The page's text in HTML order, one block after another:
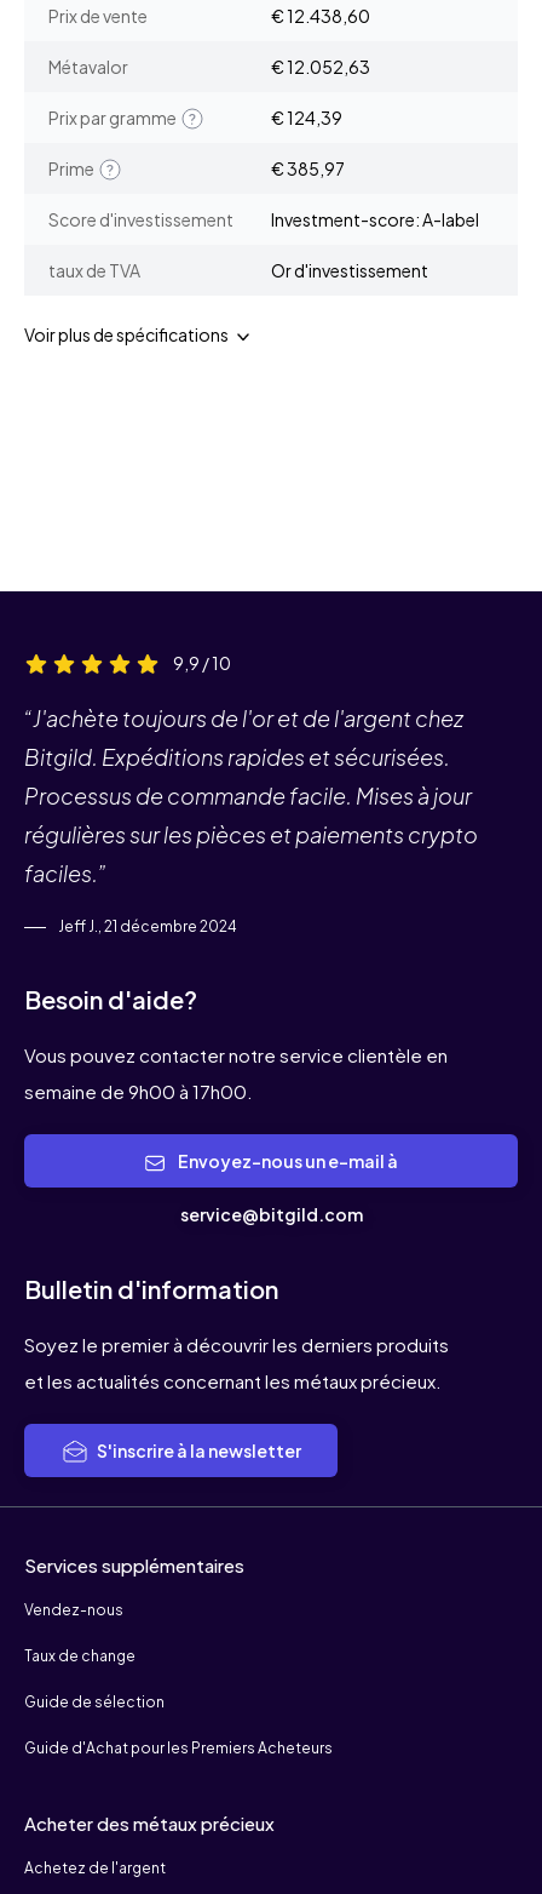
Prix de vente € 12.438,60
Métavalor € 12.052,63
Prix par gramme € 124,39
Prime € 385,97
Score d'investissement Investment-score: A-label
taux de TVA Or d'investissement
Voir plus de spécifications
9,9 / 10
“J'achète toujours de l'or et de l'argent chez
Bitgild. Expéditions rapides et sécurisées.
Processus de commande facile. Mises à jour
régulières sur les pièces et paiements crypto
faciles.”
Jeff J., 21 décembre 2024
Besoin d'aide?
Vous pouvez contacter notre service clientèle en
semaine de 9h00 à 17h00.
service@bitgild.com
Bulletin d'information
Soyez le premier à découvrir les derniers produits
et les actualités concernant les métaux précieux.
S'inscrire à la newsletter
Services supplémentaires
Vendez-nous
Taux de change
Guide de sélection
Guide d'Achat pour les Premiers Acheteurs
Acheter des métaux précieux
Achetez de l'argent